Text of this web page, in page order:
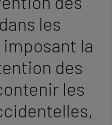
les
la
des
les